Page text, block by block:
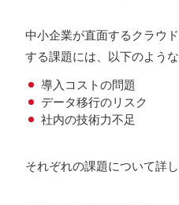
中小企業が直面するクラウ
する課題には、以下のよう
導入コストの問題
データ移行のリスク
社内の技術力不足
それぞれの課題について詳し